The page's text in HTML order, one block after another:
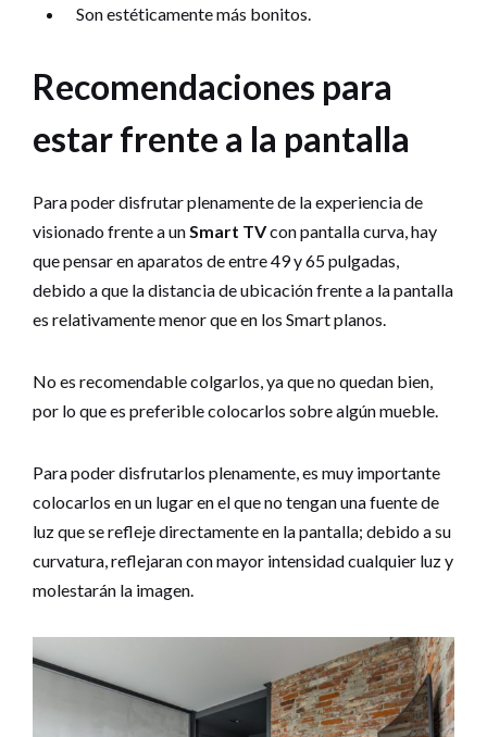
Son estéticamente más bonitos.
Recomendaciones para
estar frente a la pantalla
Para poder disfrutar plenamente de la experiencia de
visionado frente a unSmart TVcon pantalla curva, hay
que pensar en aparatos de entre 49 y 65 pulgadas,
debido a que la distancia de ubicación frente a la pantalla
es relativamente menor que en los Smart planos.
No es recomendable colgarlos, ya que no quedan bien,
por lo que es preferible colocarlos sobre algún mueble.
Para poder disfrutarlos plenamente, es muy importante
colocarlos en un lugar en el que no tengan una fuente de
luz que se refleje directamente en la pantalla; debido a su
curvatura, reflejaran con mayor intensidad cualquier luz y
molestarán la imagen.